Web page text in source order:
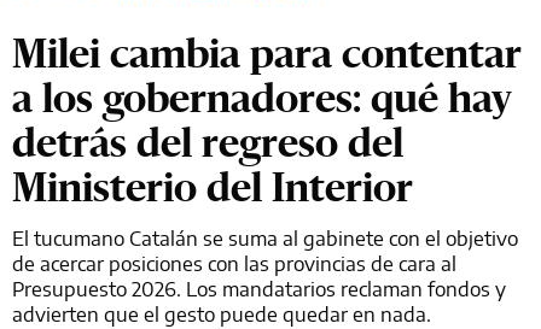
Milei cambia para contentar
a los gobernadores: qué hay
detrás del regreso del
Ministerio del Interior
El tucumano Catalán se suma al gabinete con el objetivo
de acercar posiciones con las provincias de cara al
Presupuesto 2026. Los mandatarios reclaman fondos y
advierten que el gesto puede quedar en nada.